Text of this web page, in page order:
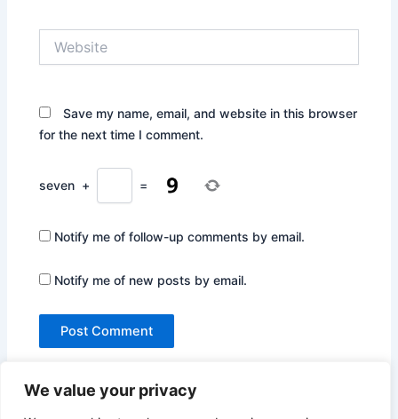
We value your privacy
Save my name, email, and website in this browser
for the next time I comment.
seven + =
Notify me of follow-up comments by email.
Notify me of new posts by email.